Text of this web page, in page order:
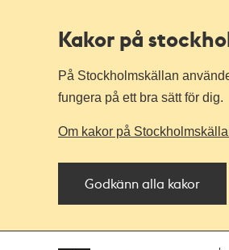
Kakor på
På Stockholmskällan
fungera på ett bra sätt för dig.
Om kakor på
Godkänn alla kakor